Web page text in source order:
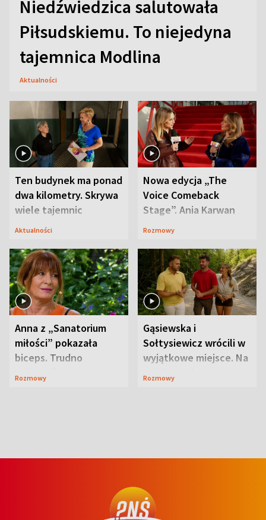
Niedźwiedzica salutowała
Piłsudskiemu. To niejedyna
tajemnica Modlina
Aktualności
Ten budynek ma ponad
dwa kilometry. Skrywa
wiele tajemnic
Aktualności
Nowa edycja „The
Voice Comeback
Stage”. Ania Karwan
zapowiada
Rozmowy
Anna z „Sanatorium
miłości” pokazała
biceps. Trudno
uwierzyć, co przeszła
Rozmowy
Gąsiewska i
Sołtysiewicz wrócili w
wyjątkowe miejsce. Na
szlaku czekał
Rozmowy